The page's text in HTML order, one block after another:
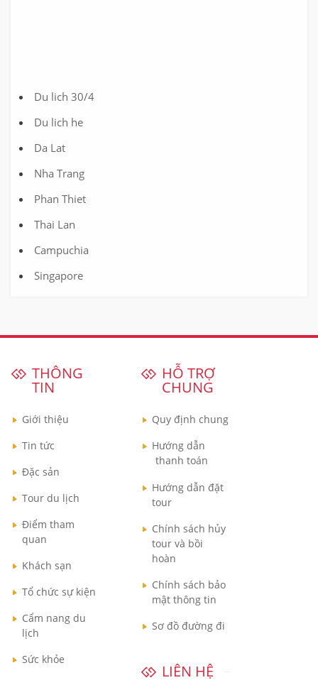
Du lich 30/4
Du lich he
Da Lat
Nha Trang
Phan Thiet
Thai Lan
Campuchia
Singapore
THÔNG
TIN
Giới thiệu
Tin tức
Đặc sản
Tour du lịch
Điểm tham
quan
Khách sạn
Tổ chức sự kiện
Cẩm nang du
lịch
Sức khỏe
HỖ TRỢ
CHUNG
Quy định chung
Hướng dẫn
thanh toán
Hướng dẫn đặt
tour
Chính sách hủy
tour và bồi
hoàn
Chính sách bảo
mật thông tin
Sơ đồ đường đi
LIÊN HỆ